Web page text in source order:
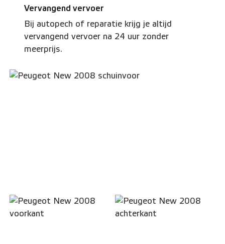
Vervangend vervoer
Bij autopech of reparatie krijg je altijd
vervangend vervoer na 24 uur zonder
meerprijs.